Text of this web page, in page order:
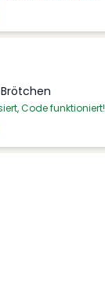
Code funktioniert!